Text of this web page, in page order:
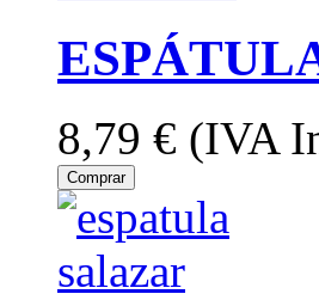
8,79 € (IVA
Comprar